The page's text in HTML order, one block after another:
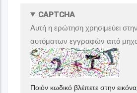
CAPTCHA
Αυτή η ερώτηση χρησιμεύει
αυτόματων εγγραφών από
Ποιόν κωδικό βλέπετε στην